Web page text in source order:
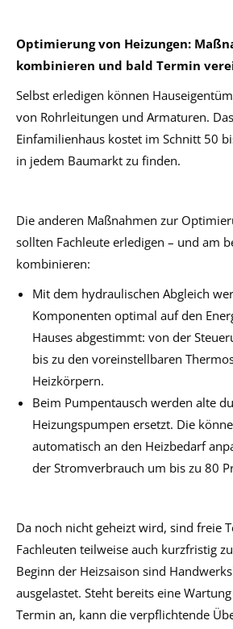
Optimierung von Heizungen:
kombinieren und bald Termin
Selbst erledigen können
von Rohrleitungen und Armaturen.
Einfamilienhaus kostet im Schnitt 50
in jedem Baumarkt zu finden.
Die anderen Maßnahmen zur
sollten Fachleute erledigen – und am
kombinieren:
Mit dem hydraulischen Abgleich
Komponenten optimal auf den
Hauses abgestimmt: von der
bis zu den voreinstellbaren
Heizkörpern.
Beim Pumpentausch werden alte
Heizungspumpen ersetzt. Die
automatisch an den Heizbedarf
der Stromverbrauch um bis zu 80
Da noch nicht geheizt wird, sind freie
Fachleuten teilweise auch kurzfristig
Beginn der Heizsaison sind
ausgelastet. Steht bereits eine
Termin an, kann die verpflichtende